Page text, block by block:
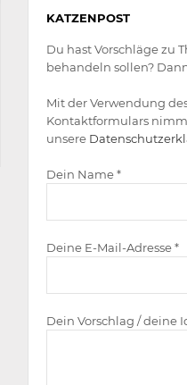
werden
KATZENPOST
Du hast Vorschläge zu
behandeln sollen?
Mit der Verwendung
Kontaktformulars
unsere
Dein Name *
Deine E-Mail-Adresse *
Dein Vorschlag / deine